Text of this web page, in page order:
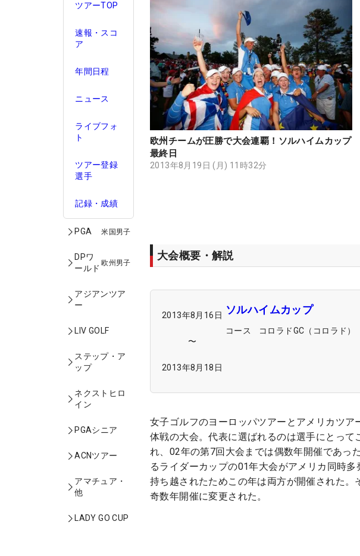
ツアーTOP
速報・スコ
ア
年間日程
ニュース
ライブフォ
ト
ツアー登録
選手
記録・成績
PGA 米国男子
DPワ
ールド
欧州男子
アジアンツア
ー
LIV GOLF
ステップ・ア
ップ
ネクストヒロ
イン
PGAシニア
ACNツアー
アマチュア・
他
LADY GO CUP
欧州チームが圧勝で大会連覇！ソルハイムカップ
最終日
2013年8月19日 (月) 11時32分
大会概要・解説
2013年8月16日
〜
2013年8月18日
ソルハイムカップ
コース コロラドGC（コロラド）
女子ゴルフのヨーロッパツアーとアメリカツ
体戦の大会。代表に選ばれるのは選手にとっ
れ、02年の第7回大会までは偶数年開催であっ
るライダーカップの01年大会がアメリカ同時
持ち越されたためこの年は両方が開催された
奇数年開催に変更された。